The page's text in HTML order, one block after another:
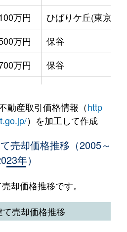
万円 ひばりケ丘(東京)
万円 保谷
万円 保谷
万円 西武柳沢
万円
万円 保谷
万円 保谷
動産取引価格情報（http
）を加工して作成
売却価格推移（2005～
年）
却価格推移です。
売却価格推移